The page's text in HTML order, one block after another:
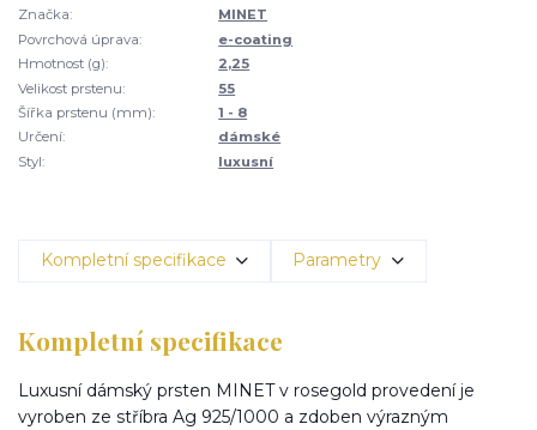
Značka:
MINET
Povrchová úprava:
e-coating
Hmotnost (g):
2,25
Velikost prstenu:
55
Šířka prstenu (mm):
1 - 8
Určení:
dámské
Styl:
luxusní
Kompletní specifikace Parametry
Kompletní specifikace
Luxusní dámský prsten MINET v rosegold provedení je
vyroben ze stříbra Ag 925/1000 a zdoben výrazným